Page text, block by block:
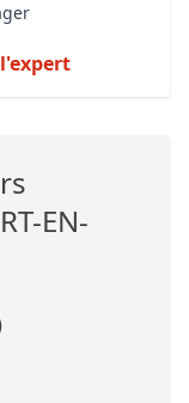
EN-